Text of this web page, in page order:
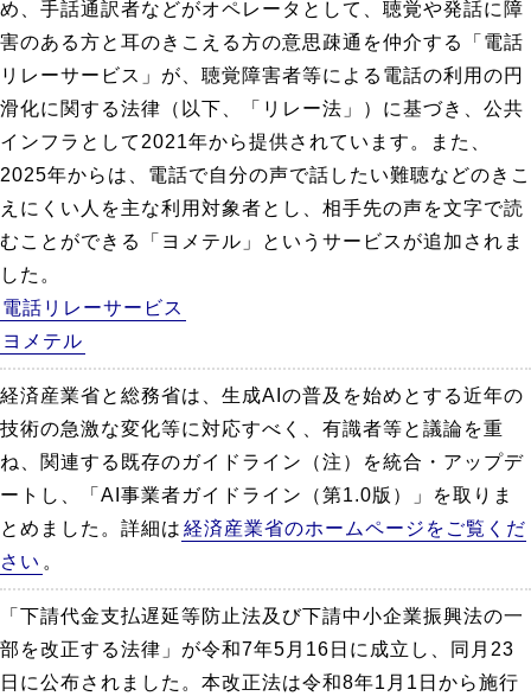
め、手話通訳者などがオペレータとして、聴覚や発話に障
害のある方と耳のきこえる方の意思疎通を仲介する「電話
リレーサービス」が、聴覚障害者等による電話の利用の円
滑化に関する法律（以下、「リレー法」）に基づき、公共
インフラとして2021年から提供されています。また、
2025年からは、電話で自分の声で話したい難聴などのきこ
えにくい人を主な利用対象者とし、相手先の声を文字で読
むことができる「ヨメテル」というサービスが追加されま
した。
電話リレーサービス
ヨメテル
経済産業省と総務省は、生成AIの普及を始めとする近年の
技術の急激な変化等に対応すべく、有識者等と議論を重
ね、関連する既存のガイドライン（注）を統合・アップデ
ートし、「AI事業者ガイドライン（第1.0版）」を取りま
とめました。詳細は 経済産業省のホームページをご覧くだ
さい 。
「下請代金支払遅延等防止法及び下請中小企業振興法の一
部を改正する法律」が令和7年5月16日に成立し、同月23
日に公布されました。本改正法は令和8年1月1日から施行